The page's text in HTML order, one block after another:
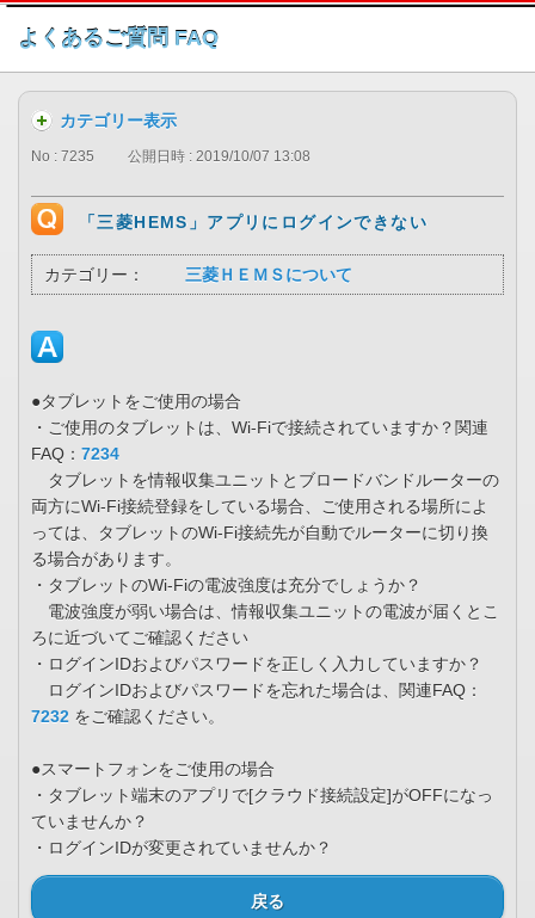
このページの本文へ
よくあるご質問 FAQ
カテゴリー表示
No : 7235 公開日時 : 2019/10/07 13:08
「三菱HEMS」アプリにログインできない
カテゴリー： 三菱ＨＥＭＳについて
●タブレットをご使用の場合
・ご使用のタブレットは、Wi-Fiで接続されていますか？関連
FAQ： 7234
タブレットを情報収集ユニットとブロードバンドルーターの
両方にWi-Fi接続登録をしている場合、ご使用される場所によ
っては、タブレットのWi-Fi接続先が自動でルーターに切り換
る場合があります。
・タブレットのWi-Fiの電波強度は充分でしょうか？
電波強度が弱い場合は、情報収集ユニットの電波が届くとこ
ろに近づいてご確認ください
・ログインIDおよびパスワードを正しく入力していますか？
ログインIDおよびパスワードを忘れた場合は、関連FAQ：
7232 をご確認ください。
●スマートフォンをご使用の場合
・タブレット端末のアプリで[クラウド接続設定]がOFFになっ
ていませんか？
・ログインIDが変更されていませんか？
戻る